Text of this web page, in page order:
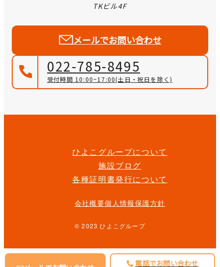
TKビル4F
メールでお問い合わせ
022-785-8495
受付時間 10:00~17:00(土日・祝日を除く)
ひよこグループについて
施設ブログ
各種証明書発行について
会社概要個人情報保護方針
© 2023 ひよこグループ
電話でお問い合わせ